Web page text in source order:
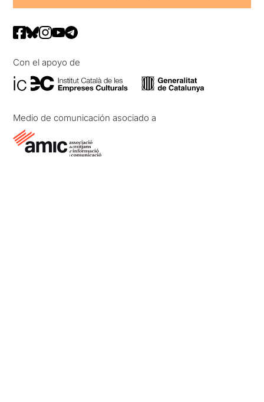
Con el apoyo de
Medio de comunicación asociado a